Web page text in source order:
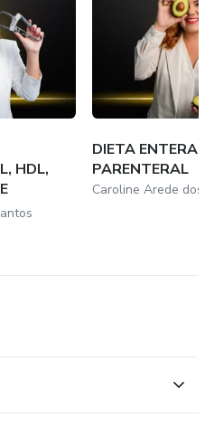
HDL,
DIETA ENTERAL
PARENTERAL
Caroline Arede dos